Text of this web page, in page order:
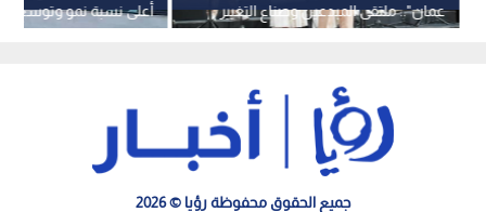
أعلى نسبة نمو وتوسع
الصادرات الوطنية
عمان".. ملتقى المبدعين وصناع التغيير
جميع الحقوق محفوظة رؤيا © 2026